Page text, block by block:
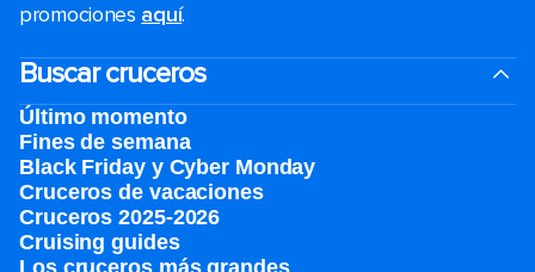
promociones aquí.
Buscar cruceros
Último momento
Fines de semana
Black Friday y Cyber Monday
Cruceros de vacaciones
Cruceros 2025-2026
Cruising guides
Los cruceros más grandes